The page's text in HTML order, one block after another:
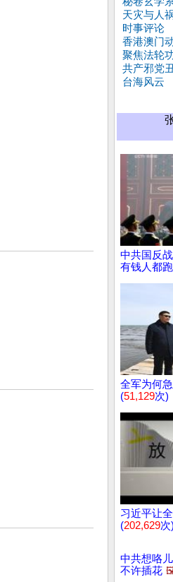
天灾与人
时事评论
香港澳门
聚焦法轮
共产邪党
台海风云
中共国反
有钱人都
全军为何
(51,129次)
习近平让
(202,629次)
中共想咯
不许插花